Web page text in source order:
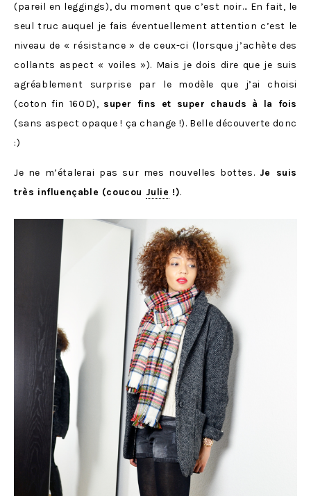
(pareil en leggings), du moment que c’est noir… En fait, le
seul truc auquel je fais éventuellement attention c’est le
niveau de « résistance » de ceux-ci (lorsque j’achète des
collants aspect « voiles »). Mais je dois dire que je suis
agréablement surprise par le modèle que j’ai choisi
(coton fin 160D), super fins et super chauds à la fois
(sans aspect opaque ! ça change !). Belle découverte donc
:)
Je ne m’étalerai pas sur mes nouvelles bottes. Je suis
très influençable (coucou Julie !).